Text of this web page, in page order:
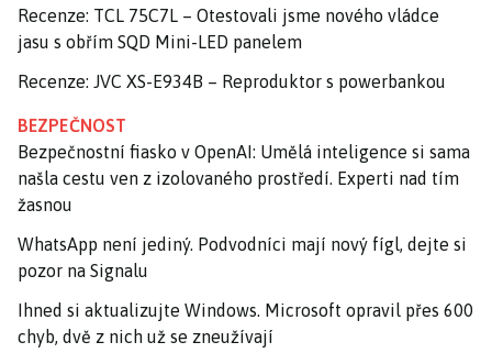
Recenze: TCL 75C7L – Otestovali jsme nového vládce
jasu s obřím SQD Mini-LED panelem
Recenze: JVC XS-E934B – Reproduktor s powerbankou
BEZPEČNOST
Bezpečnostní fiasko v OpenAI: Umělá inteligence si sama
našla cestu ven z izolovaného prostředí. Experti nad tím
žasnou
WhatsApp není jediný. Podvodníci mají nový fígl, dejte si
pozor na Signalu
Ihned si aktualizujte Windows. Microsoft opravil přes 600
chyb, dvě z nich už se zneužívají